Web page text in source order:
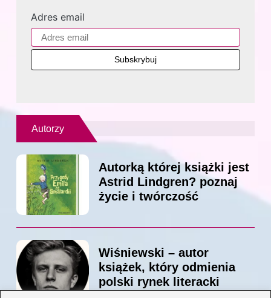
Adres email
Autorzy
Autorką której książki jest
Astrid Lindgren? poznaj
życie i twórczość
Wiśniewski – autor
książek, który odmienia
polski rynek literacki